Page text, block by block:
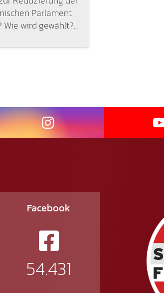
Parlament
Wie wird gewählt?…
Facebook
54.431